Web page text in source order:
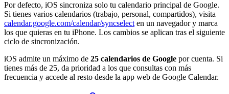
Por defecto, iOS sincroniza solo tu calendario principal de Google.
Si tienes varios calendarios (trabajo, personal, compartidos), visita
calendar.google.com/calendar/syncselect en un navegador y marca
los que quieras en tu iPhone. Los cambios se aplican tras el siguiente
ciclo de sincronización.
iOS admite un máximo de 25 calendarios de Google por cuenta. Si
tienes más de 25, da prioridad a los que consultas con más
frecuencia y accede al resto desde la app web de Google Calendar.